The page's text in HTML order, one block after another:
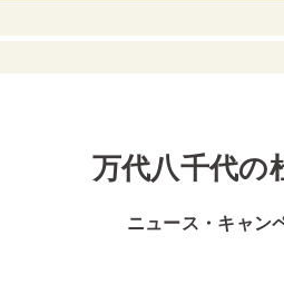
万代八千代の
ニュース・キャ